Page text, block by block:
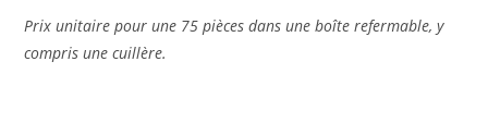
Prix unitaire pour une 75 pièces dans une boîte refermable, y
compris une cuillère.